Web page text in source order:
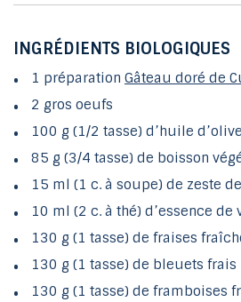
INGRÉDIENTS BIOLOGIQUES
1 préparation Gâteau doré de
2 gros oeufs
100 g (1/2 tasse) d’huile d’olive
85 g (3/4 tasse) de boisson
15 ml (1 c. à soupe) de zeste
10 ml (2 c. à thé) d’essence de
130 g (1 tasse) de fraises
130 g (1 tasse) de bleuets frais
130 g (1 tasse) de framboises